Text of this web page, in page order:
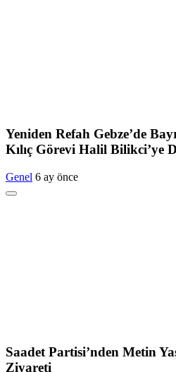
Yeniden Refah Gebze’de
Kılıç Görevi Halil Bilikci’ye
Genel 6 ay önce
Saadet Partisi’nden Metin
Ziyareti